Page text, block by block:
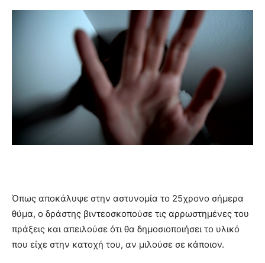
Όπως αποκάλυψε στην αστυνομία το 25χρονο σήμερα
θύμα, ο δράστης βιντεοσκοπούσε τις αρρωστημένες του
πράξεις και απειλούσε ότι θα δημοσιοποιήσει το υλικό
που είχε στην κατοχή του, αν μιλούσε σε κάποιον.